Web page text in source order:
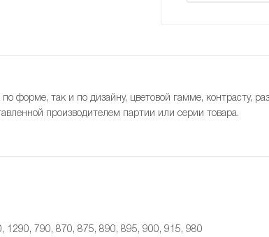
форме, так и по дизайну, цветовой гамме, контрасту,
производителем партии или серии товара.
1290, 790, 870, 875, 890, 895, 900, 915, 980